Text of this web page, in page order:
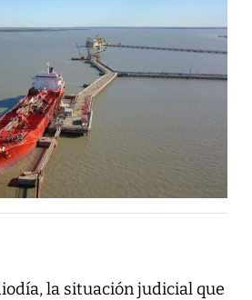
la situación judicial que